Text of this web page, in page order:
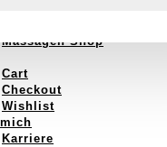
Massagen Shop
Cart
Checkout
Wishlist
Karriere